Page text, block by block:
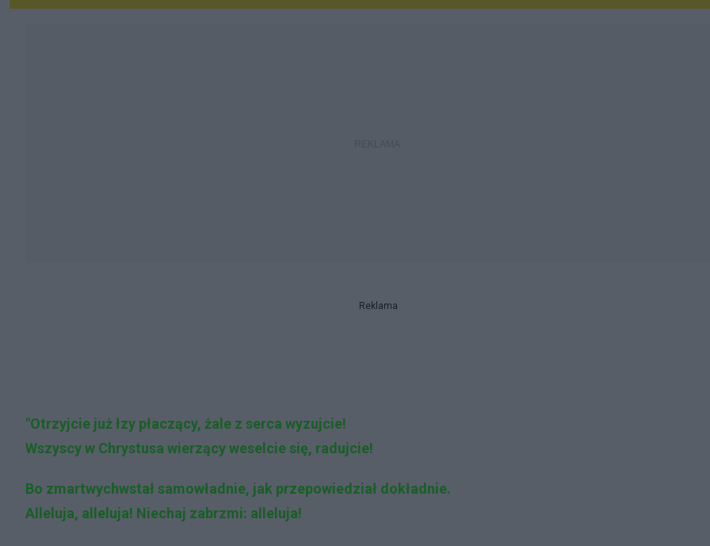
Reklama
"Otrzyjcie już łzy płaczący, żale z serca wyzujcie!
Wszyscy w Chrystusa wierzący weselcie się, radujcie!
Bo zmartwychwstał samowładnie, jak przepowiedział dokładnie.
Alleluja, alleluja! Niechaj zabrzmi: alleluja!